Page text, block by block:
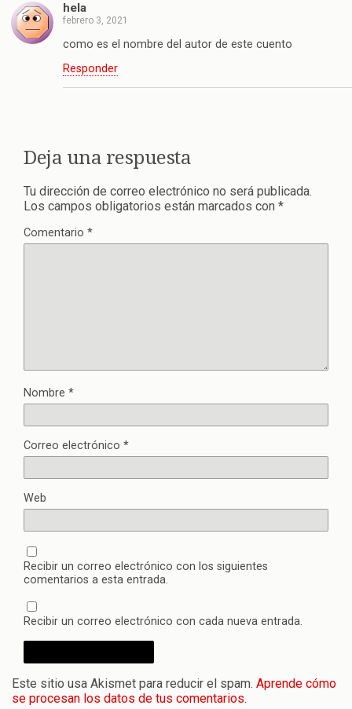
hela
febrero 3, 2021
como es el nombre del autor de este cuento
Responder
Deja una respuesta
Tu dirección de correo electrónico no será publicada.
Los campos obligatorios están marcados con *
Comentario *
Nombre *
Correo electrónico *
Web
Recibir un correo electrónico con los siguientes
comentarios a esta entrada.
Recibir un correo electrónico con cada nueva entrada.
Este sitio usa Akismet para reducir el spam. Aprende cómo
se procesan los datos de tus comentarios.